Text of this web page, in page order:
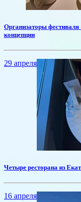
​Организаторы
концепции
29 апреля
​Четыре ресторана из
16 апреля